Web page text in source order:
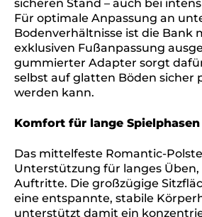
sicheren Stand – auch bei
Für optimale Anpassung an
Bodenverhältnisse ist die Bank
exklusiven Fußanpassung
gummierter Adapter sorgt
selbst auf glatten Böden sicher
werden kann.
Komfort für lange Spielphasen
Das mittelfeste Romantic-
Unterstützung für langes
Auftritte. Die großzügige
eine entspannte, stabile
unterstützt damit ein